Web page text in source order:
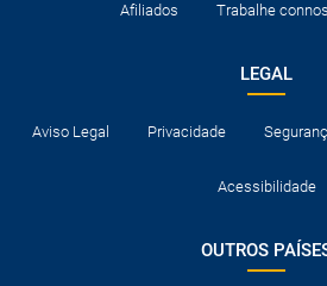
Afiliados Trabalhe
LEGAL
Aviso Legal Privacidade
Acessibilidade
OUTROS